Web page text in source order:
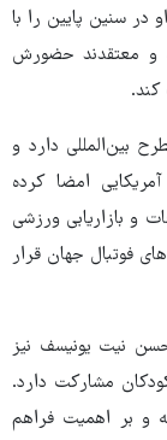
در سنین پایین را با
و معتقدند حضورش
کند.
بین‌المللی دارد و
امضا کرده
و بازاریابی ورزشی
فوتبال جهان قرار
نیت یونیسف نیز
مشارکت دارد.
و بر اهمیت فراهم